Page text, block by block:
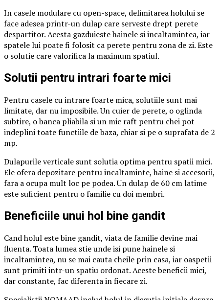
In casele modulare cu open-space, delimitarea holului se
face adesea printr-un dulap care serveste drept perete
despartitor. Acesta gazduieste hainele si incaltamintea, iar
spatele lui poate fi folosit ca perete pentru zona de zi. Este
o solutie care valorifica la maximum spatiul.
Solutii pentru intrari foarte mici
Pentru casele cu intrare foarte mica, solutiile sunt mai
limitate, dar nu imposibile. Un cuier de perete, o oglinda
subtire, o banca pliabila si un mic raft pentru chei pot
indeplini toate functiile de baza, chiar si pe o suprafata de 2
mp.
Dulapurile verticale sunt solutia optima pentru spatii mici.
Ele ofera depozitare pentru incaltaminte, haine si accesorii,
fara a ocupa mult loc pe podea. Un dulap de 60 cm latime
este suficient pentru o familie cu doi membri.
Beneficiile unui hol bine gandit
Cand holul este bine gandit, viata de familie devine mai
fluenta. Toata lumea stie unde isi pune hainele si
incaltamintea, nu se mai cauta cheile prin casa, iar oaspetii
sunt primiti intr-un spatiu ordonat. Aceste beneficii mici,
dar constante, fac diferenta in fiecare zi.